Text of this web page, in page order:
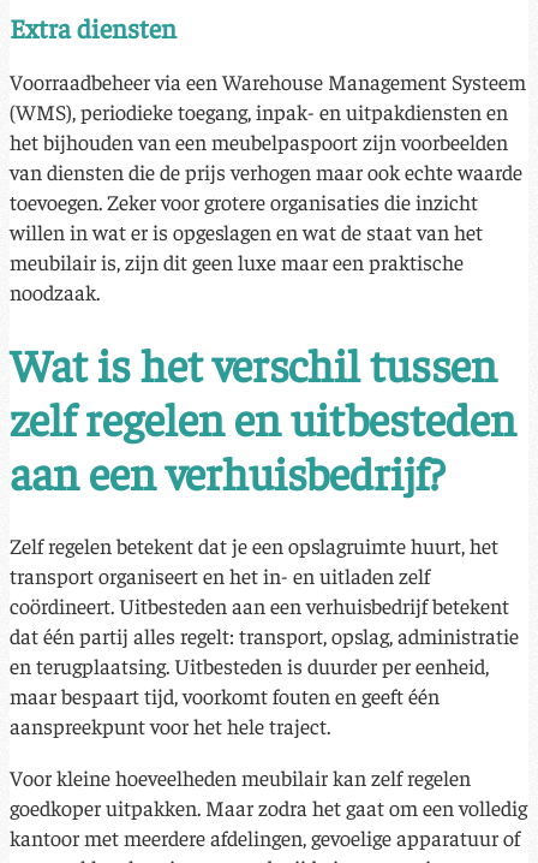
Extra diensten
Voorraadbeheer via een Warehouse Management Systeem
(WMS), periodieke toegang, inpak- en uitpakdiensten en
het bijhouden van een meubelpaspoort zijn voorbeelden
van diensten die de prijs verhogen maar ook echte waarde
toevoegen. Zeker voor grotere organisaties die inzicht
willen in wat er is opgeslagen en wat de staat van het
meubilair is, zijn dit geen luxe maar een praktische
noodzaak.
Wat is het verschil tussen
zelf regelen en uitbesteden
aan een verhuisbedrijf?
Zelf regelen betekent dat je een opslagruimte huurt, het
transport organiseert en het in- en uitladen zelf
coördineert. Uitbesteden aan een verhuisbedrijf betekent
dat één partij alles regelt: transport, opslag, administratie
en terugplaatsing. Uitbesteden is duurder per eenheid,
maar bespaart tijd, voorkomt fouten en geeft één
aanspreekpunt voor het hele traject.
Voor kleine hoeveelheden meubilair kan zelf regelen
goedkoper uitpakken. Maar zodra het gaat om een volledig
kantoor met meerdere afdelingen, gevoelige apparatuur of